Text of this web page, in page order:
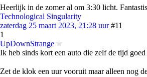
Heerlijk in de zomer al om 3:30 licht.
Technological Singularity
zaterdag 25 maart 2023, 21:28 uur #11
1
UpDownStrange
Ik heb sinds kort een auto die zelf de tijd goed
Zet de klok een uur vooruit maar alleen nog